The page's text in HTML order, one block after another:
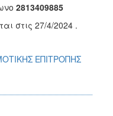
2813409885
στις 27/4/2024 .
ΕΠΙΤΡΟΠΗΣ